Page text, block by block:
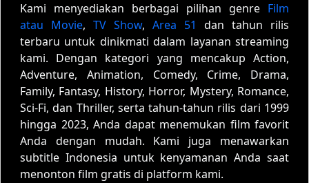
Kami menyediakan berbagai pilihan genre Film
atau Movie, TV Show, Area 51
dan tahun rilis
terbaru untuk dinikmati dalam layanan streaming
kami. Dengan kategori yang mencakup Action,
Adventure, Animation, Comedy, Crime, Drama,
Family, Fantasy, History, Horror, Mystery, Romance,
Sci-Fi, dan Thriller, serta tahun-tahun rilis dari 1999
hingga 2023, Anda dapat menemukan film favorit
Anda dengan mudah. Kami juga menawarkan
subtitle Indonesia untuk kenyamanan Anda saat
menonton film gratis di platform kami.